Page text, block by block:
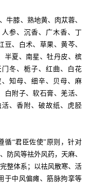
膝、熟地黄、肉苁蓉、
参、沉香、广木香、丁
、白术、草果、黄芩、
半夏、南星、牡丹皮、槟
冬、栀子、红曲、白花
知母、细辛、贝母、麻
附子、软石膏、羌活、
、香附、破故纸、虎胫
“君臣佐使”原则，针对
防风等祛外风药，天麻、
整体系；以祛风散寒、活
于中风偏瘫、筋脉拘挛等